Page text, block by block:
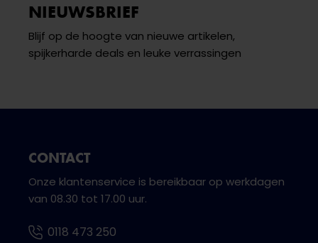
NIEUWSBRIEF
Blijf op de hoogte van nieuwe artikelen,
spijkerharde deals en leuke verrassingen
CONTACT
Onze klantenservice is bereikbaar op werkdagen
van 08.30 tot 17.00 uur.
0118 473 250